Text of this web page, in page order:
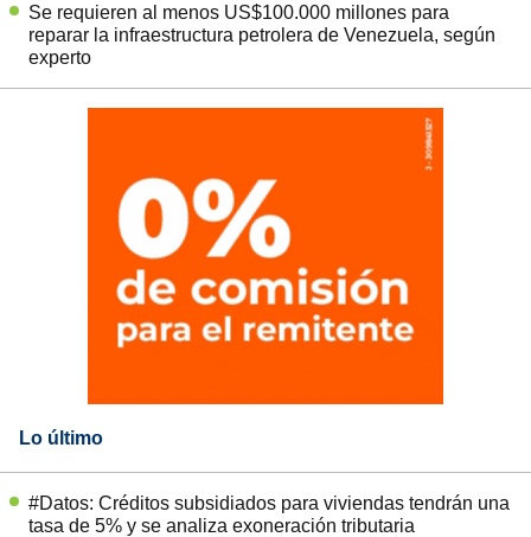
Se requieren al menos US$100.000 millones para
reparar la infraestructura petrolera de Venezuela, según
experto
Lo último
#Datos: Créditos subsidiados para viviendas tendrán una
tasa de 5% y se analiza exoneración tributaria